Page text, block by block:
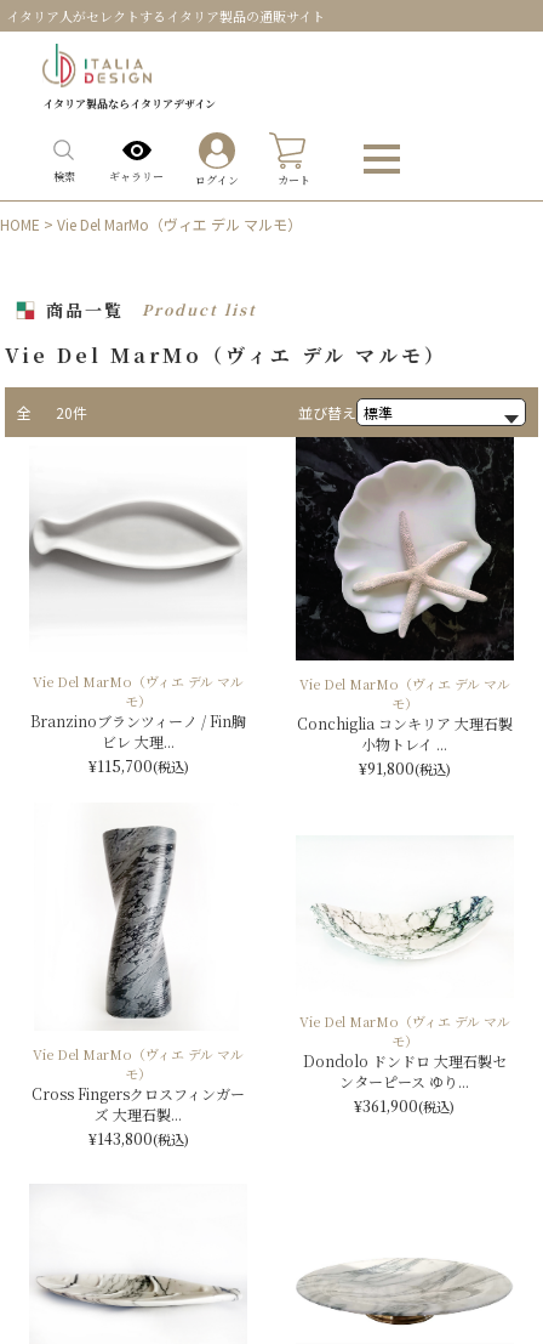
イタリア人がセレクトするイタリア製品の通販サイト
イタリア製品ならイタリアデザイン
検索 ギャラリー ログイン カート
HOME > Vie Del MarMo（ヴィエ デル マルモ）
商品一覧 Product list
Vie Del MarMo（ヴィエ デル マルモ）
全 20件 並び替え
Vie Del MarMo（ヴィエ デル マル
モ）
Branzinoブランツィーノ / Fin胸
ビレ 大理...
¥115,700(税込)
Vie Del MarMo（ヴィエ デル マル
モ）
Conchiglia コンキリア 大理石製
小物トレイ ...
¥91,800(税込)
Vie Del MarMo（ヴィエ デル マル
モ）
Cross Fingersクロスフィンガー
ズ 大理石製...
¥143,800(税込)
Vie Del MarMo（ヴィエ デル マル
モ）
Dondolo ドンドロ 大理石製セ
ンターピース ゆり...
¥361,900(税込)